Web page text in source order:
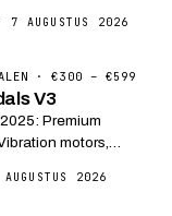
componenten en
gekalibreerd.
7 AUGUSTUS 2026
· €300 – €599
V3
Premium
motors,
door esports teams
2026